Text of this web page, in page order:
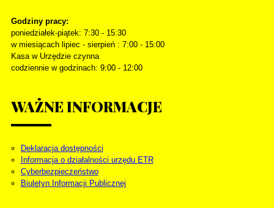
Godziny pracy:
poniedziałek-piątek: 7:30 - 15:30
w miesiącach lipiec - sierpień : 7:00 - 15:00
Kasa w Urzędzie czynna
codziennie w godzinach: 9:00 - 12:00
WAŻNEINFORMACJE
Deklaracja dostępności
Informacja o działalności urzędu ETR
Cyberbezpieczeństwo
Biuletyn Informacji Publicznej